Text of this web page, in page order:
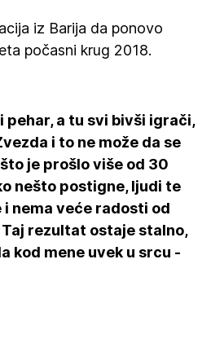
iz Barija da ponovo
počasni krug 2018.
pehar, a tu svi bivši igrači,
i to ne može da se
je prošlo više od 30
nešto postigne, ljudi te
i nema veće radosti od
rezultat ostaje stalno,
kod mene uvek u srcu -